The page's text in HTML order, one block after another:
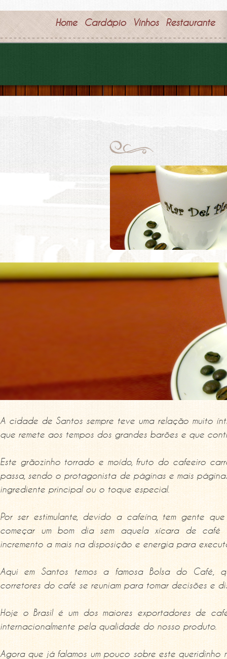
Home Cardápio Vinhos Restaurante
A cidade de Santos sempre teve uma relação muito
que remete aos tempos dos grandes barões e que
Este grãozinho torrado e moído, fruto do cafeeiro
passa, sendo o protagonista de páginas e mais
ingrediente principal ou o toque especial.
Por ser estimulante, devido a cafeína, tem gente que
começar um bom dia sem aquela xícara de café
incremento a mais na disposição e energia para
Aqui em Santos temos a famosa Bolsa do Café,
corretores do café se reuniam para tomar decisões e
Hoje o Brasil é um dos maiores exportadores de
internacionalmente pela qualidade do nosso produto.
Agora que já falamos um pouco sobre este queridinho